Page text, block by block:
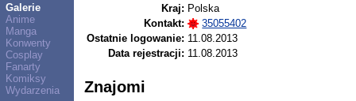
Galerie
Anime
Manga
Konwenty
Cosplay
Fanarty
Komiksy
Wydarzenia
Kraj: Polska
Kontakt:
35055402
Ostatnie logowanie: 11.08.2013
Data rejestracji: 11.08.2013
Znajomi